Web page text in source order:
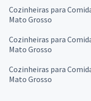
Cozinheiras para
Mato Grosso
Cozinheiras para
Mato Grosso
Cozinheiras para
Mato Grosso